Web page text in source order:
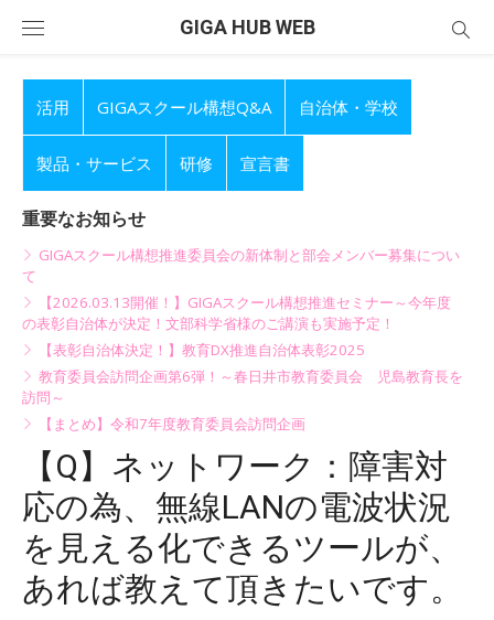
GIGA HUB WEB
活用 GIGAスクール構想Q&A 自治体・学校
製品・サービス 研修 宣言書
重要なお知らせ
GIGAスクール構想推進委員会の新体制と部会メンバー募集につい
て
【2026.03.13開催！】GIGAスクール構想推進セミナー～今年度
の表彰自治体が決定！文部科学省様のご講演も実施予定！
【表彰自治体決定！】教育DX推進自治体表彰2025
教育委員会訪問企画第6弾！～春日井市教育委員会 児島教育長を
訪問～
【まとめ】令和7年度教育委員会訪問企画
【Q】ネットワーク：障害対
応の為、無線LANの電波状況
を見える化できるツールが、
あれば教えて頂きたいです。